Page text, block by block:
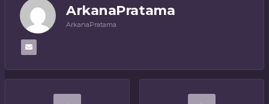
ArkanaPratama
ArkanaPratama